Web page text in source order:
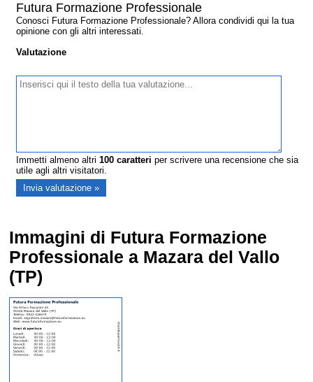
Futura Formazione Professionale
Conosci Futura Formazione Professionale? Allora condividi qui la tua
opinione con gli altri interessati.
Valutazione
Immetti almeno altri100 caratteri per scrivere una recensione che sia
utile agli altri visitatori.
Immagini di Futura Formazione
Professionale a Mazara del Vallo
(TP)